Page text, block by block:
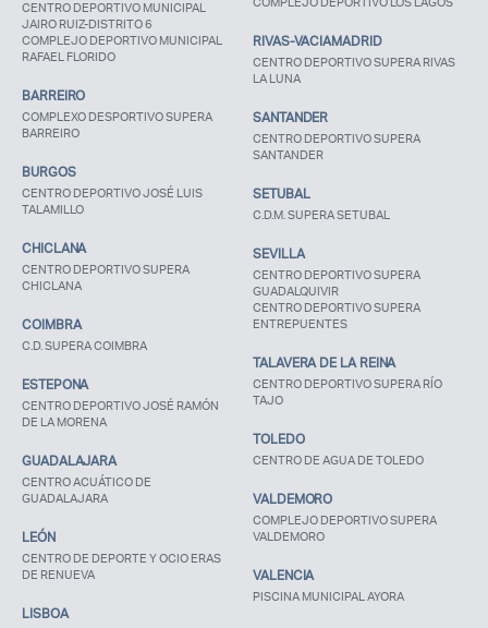
CENTRO DEPORTIVO MUNICIPAL
JAIRO RUIZ-DISTRITO 6
COMPLEJO DEPORTIVO MUNICIPAL
RAFAEL FLORIDO
BARREIRO
COMPLEXO DESPORTIVO SUPERA
BARREIRO
BURGOS
CENTRO DEPORTIVO JOSÉ LUIS
TALAMILLO
CHICLANA
CENTRO DEPORTIVO SUPERA
CHICLANA
COIMBRA
C.D. SUPERA COIMBRA
ESTEPONA
CENTRO DEPORTIVO JOSÉ RAMÓN
DE LA MORENA
GUADALAJARA
CENTRO ACUÁTICO DE
GUADALAJARA
LEÓN
CENTRO DE DEPORTE Y OCIO ERAS
DE RENUEVA
LISBOA
RIVAS-VACIAMADRID
CENTRO DEPORTIVO SUPERA RIVAS
LA LUNA
SANTANDER
CENTRO DEPORTIVO SUPERA
SANTANDER
SETUBAL
C.D.M. SUPERA SETUBAL
SEVILLA
CENTRO DEPORTIVO SUPERA
GUADALQUIVIR
CENTRO DEPORTIVO SUPERA
ENTREPUENTES
TALAVERA DE LA REINA
CENTRO DEPORTIVO SUPERA RÍO
TAJO
TOLEDO
CENTRO DE AGUA DE TOLEDO
VALDEMORO
COMPLEJO DEPORTIVO SUPERA
VALDEMORO
VALENCIA
PISCINA MUNICIPAL AYORA